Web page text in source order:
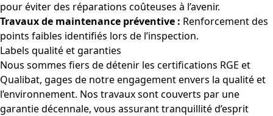
pour éviter des réparations coûteuses à l’avenir.
Travaux de maintenance préventive : Renforcement des
points faibles identifiés lors de l’inspection.
Labels qualité et garanties
Nous sommes fiers de détenir les certifications RGE et
Qualibat, gages de notre engagement envers la qualité et
l’environnement. Nos travaux sont couverts par une
garantie décennale, vous assurant tranquillité d’esprit